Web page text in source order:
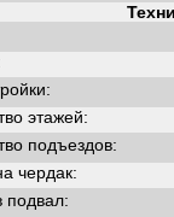
этажей:
подъездов:
чердак:
подвал: